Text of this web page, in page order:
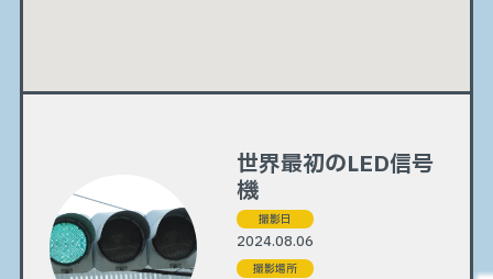
世界最初のLED信号
機
撮影日
2024.08.06
撮影場所